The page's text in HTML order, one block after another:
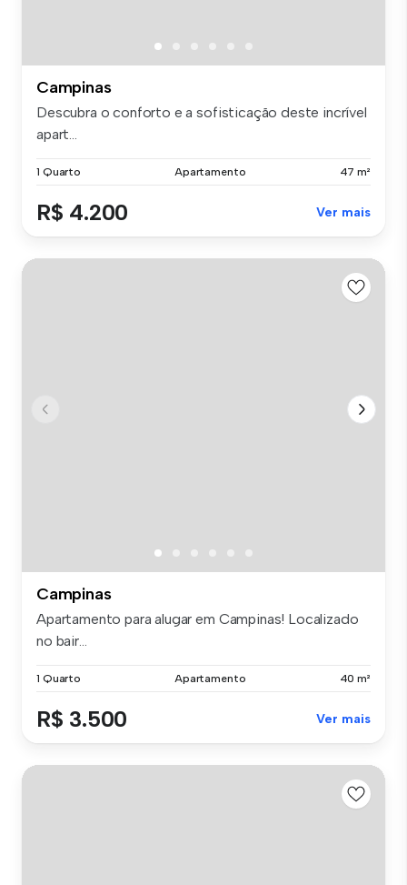
Campinas
Descubra o conforto e a sofisticação deste incrível
apart...
1 Quarto Apartamento 47 m²
R$ 4.200 Ver mais
Campinas
Apartamento para alugar em Campinas! Localizado
no bair...
1 Quarto Apartamento 40 m²
R$ 3.500 Ver mais